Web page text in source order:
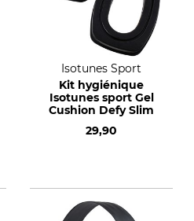
Isotunes Sport
Kit hygiénique
Isotunes sport Gel
Cushion Defy Slim
29,90